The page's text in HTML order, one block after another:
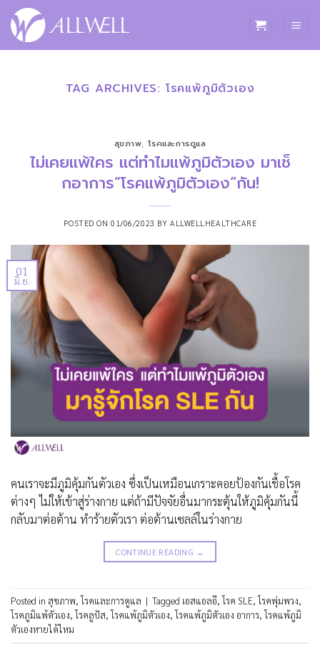
ข้าม
ไป
TAG ARCHIVES: โรคแพ้ภูมิตัวเอง
สุขภาพ, โรคและการดูแล
ไม่เคยแพ้ใคร แต่ทำไมแพ้ภูมิตัวเอง มาเช็
กอาการ”โรคแพ้ภูมิตัวเอง”กัน!
POSTED ON01/06/2023 BY ALLWELLHEALTHCARE
01
มิ.ย.
คนเราจะมีภูมิคุ้มกันตัวเอง ซึ่งเป็นเหมือนเกราะคอยป้องกันเชื้อโรค
ต่างๆ ไม่ให้เข้าสู่ร่างกาย แต่ถ้ามีปัจจัยอื่นมากระตุ้นให้ภูมิคุ้มกันนี้
กลับมาต่อต้าน ทำร้ายตัวเรา ต่อต้านเซลล์ในร่างกาย
CONTINUE READING →
Posted in สุขภาพ,โรคและการดูแล | Tagged เอสแอลอี,โรค SLE,โรคพุ่มพวง,
โรคภูมิแพ้ตัวเอง,โรคลูปัส,โรคแพ้ภูมิตัวเอง,โรคแพ้ภูมิตัวเอง อาการ,โรคแพ้ภูมิ
ตัวเองหายได้ไหม